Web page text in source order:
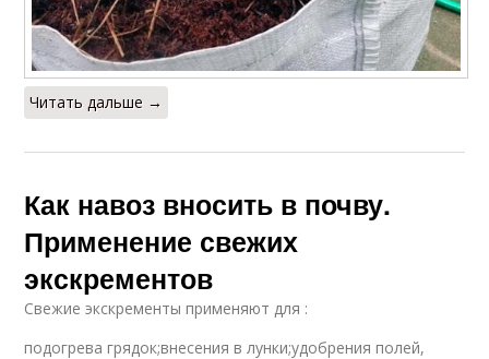
Читать дальше →
Как навоз вносить в почву.
Применение свежих
экскрементов
Свежие экскременты применяют для :
подогрева грядок;внесения в лунки;удобрения полей,